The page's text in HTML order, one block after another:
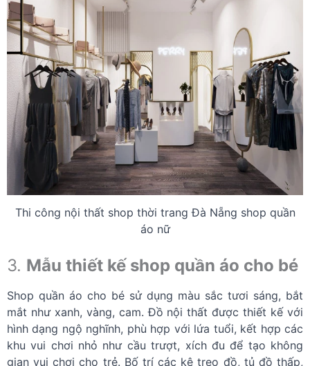
Thi công nội thất shop thời trang Đà Nẵng shop quần
áo nữ
3. Mẫu thiết kế shop quần áo cho bé
Shop quần áo cho bé sử dụng màu sắc tươi sáng, bắt
mắt như xanh, vàng, cam. Đồ nội thất được thiết kế với
hình dạng ngộ nghĩnh, phù hợp với lứa tuổi, kết hợp các
khu vui chơi nhỏ như cầu trượt, xích đu để tạo không
gian vui chơi cho trẻ. Bố trí các kệ treo đồ, tủ đồ thấp,